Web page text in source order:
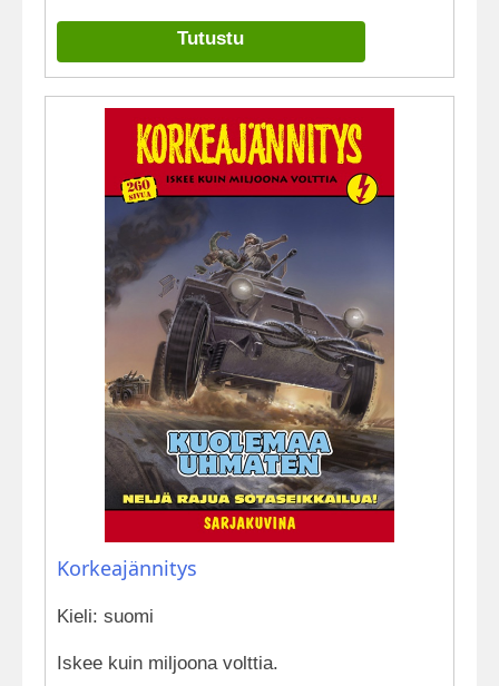
Tutustu
Korkeajännitys
Kieli: suomi
Iskee kuin miljoona volttia.